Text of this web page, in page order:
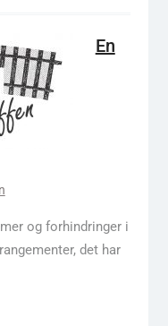
En
og forhindringer i
det har